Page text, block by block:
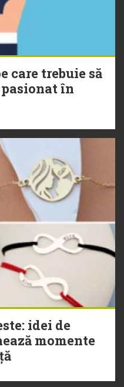
care trebuie să
în
idei de
momente